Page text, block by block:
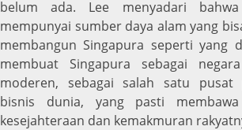
belum ada. Lee menyadari
mempunyai sumber daya alam yang
membangun Singapura seperti yang
membuat Singapura sebagai
moderen, sebagai salah satu pusat
bisnis dunia, yang pasti
kesejahteraan dan kemakmuran